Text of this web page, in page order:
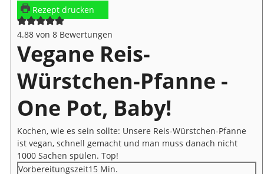
Rezept drucken
4.88 von 8 Bewertungen
Vegane Reis-
Würstchen-Pfanne -
One Pot, Baby!
Kochen, wie es sein sollte: Unsere Reis-Würstchen-Pfanne
ist vegan, schnell gemacht und man muss danach nicht
1000 Sachen spülen. Top!
Vorbereitungszeit15Minuten
Min.